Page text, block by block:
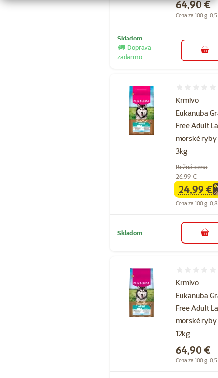
Cena
64,90 €
Cena za 100 g:
Skladom
Doprava
zadarmo
do
Krmivo
Eukanuba
Free Adult
morské ryby
3kg
Bežná cena
26,99 €
family
24,99 €
Cena za 100 g:
Skladom do
Krmivo
Eukanuba
Free Adult
morské ryby
12kg
Cena
64,90 €
Cena za 100 g: